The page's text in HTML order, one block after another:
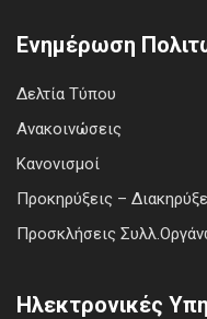
Ενημέρωση
Δελτία Τύπου
Ανακοινώσεις
Κανονισμοί
Προκηρύξεις –
Προσκλήσεις
Ηλεκτρονικές